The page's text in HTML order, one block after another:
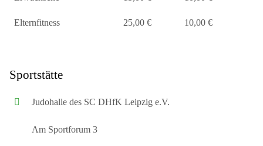
Elternfitness 25,00 € 10,00 €
Sportstätte
Judohalle des SC DHfK Leipzig e.V.
Am Sportforum 3